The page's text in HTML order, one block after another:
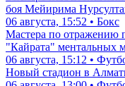
боя Мейирима
06 августа, 15:52 • Бокс
Мастера по отражению
"Кайрата" ментальных
06 августа, 15:12 •
Новый стадион в